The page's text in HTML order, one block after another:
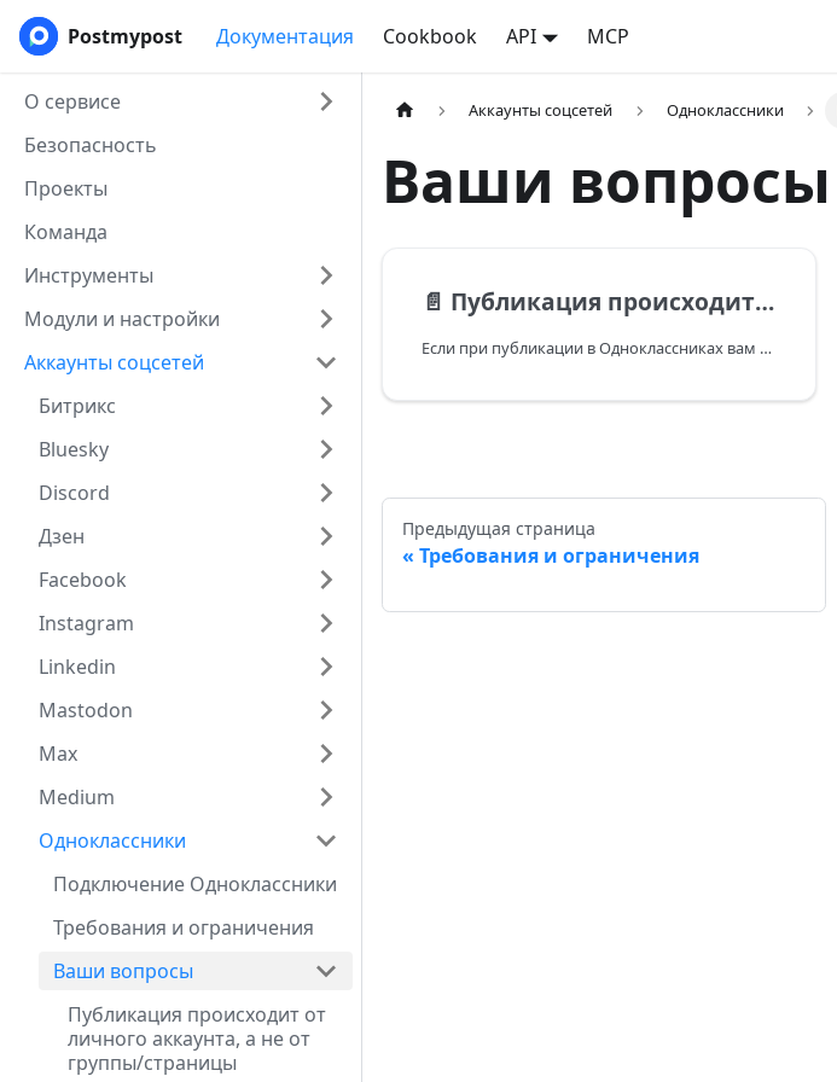
Postmypost Документация Cookbook API MCP
О сервисе
Безопасность
Проекты
Команда
Инструменты
Модули и настройки
Аккаунты соцсетей
Битрикс
Bluesky
Discord
Дзен
Facebook
Instagram
Linkedin
Mastodon
Max
Medium
Одноклассники
Подключение Одноклассники
Требования и ограничения
Ваши вопросы
Публикация происходит от
личного аккаунта, а не от
группы/страницы
Аккаунты соцсетей Одноклассники
Ваши вопросы
📄️ Публикация происходит от личного аккаунта, а не от группы/страницы
Если при публикации в Одноклассниках вам нужно, чтобы в подключенных в сервис группах, посты были от
Предыдущая страница
Требования и ограничения